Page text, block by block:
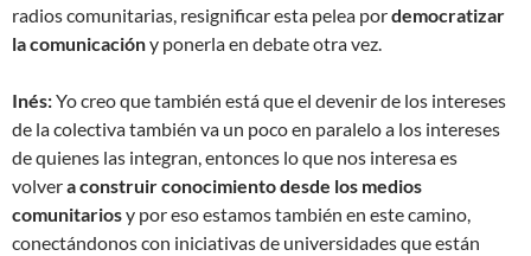
radios comunitarias, resignificar esta pelea pordemocratizar
la comunicacióny ponerla en debate otra vez.
Inés:Yo creo que también está que el devenir de los intereses
de la colectiva también va un poco en paralelo a los intereses
de quienes las integran, entonces lo que nos interesa es
volvera construir conocimiento desde los medios
comunitariosy por eso estamos también en este camino,
conectándonos con iniciativas de universidades que están